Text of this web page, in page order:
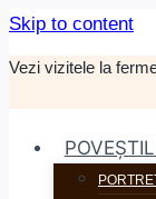
Skip to content
Vezi vizitele la